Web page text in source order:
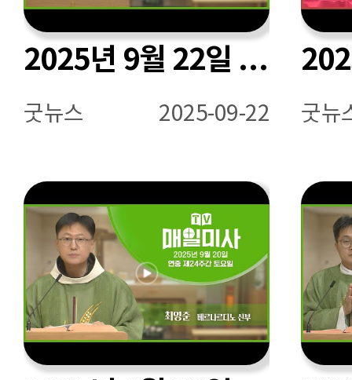
2025년 9월 22일 연중 제25주간 월요일 매일미사ㅣ신승우 도미니코 신부 집전
굿뉴스 2025-09-22 굿뉴